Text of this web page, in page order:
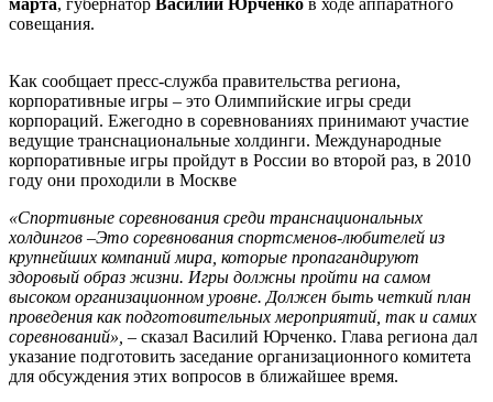
совещания.
Как сообщает пресс-служба правительства региона,
корпоративные игры – это Олимпийские игры среди
корпораций. Ежегодно в соревнованиях принимают участие
ведущие транснациональные холдинги. Международные
корпоративные игры пройдут в России во второй раз, в 2010
году они проходили в Москве
«Спортивные соревнования среди транснациональных
холдингов –Это соревнования спортсменов-любителей из
крупнейших компаний мира, которые пропагандируют
здоровый образ жизни. Игры должны пройти на самом
высоком организационном уровне. Должен быть четкий план
проведения как подготовительных мероприятий, так и самих
соревнований», – сказал Василий Юрченко. Глава региона дал
указание подготовить заседание организационного комитета
для обсуждения этих вопросов в ближайшее время.